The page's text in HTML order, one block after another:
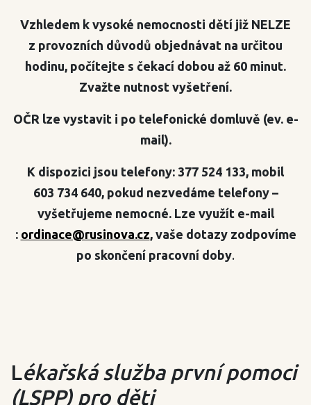
Vzhledem k vysoké nemocnosti dětí již NELZE
z provozních důvodů objednávat na určitou
hodinu, počítejte s čekací dobou až 60 minut.
Zvažte nutnost vyšetření.
OČR lze vystavit i po telefonické domluvě (ev. e-
mail).
K dispozici jsou telefony: 377 524 133, mobil
603 734 640, pokud nezvedáme telefony –
vyšetřujeme nemocné. Lze využít e-mail
: ordinace@rusinova.cz, vaše dotazy zodpovíme
po skončení pracovní doby.
Lékařská služba první pomoci
(LSPP) pro děti